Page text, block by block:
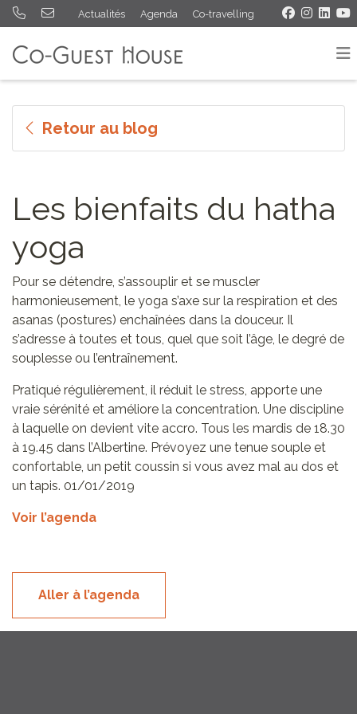
Actualités Agenda Co-travelling
Retour au blog
Les bienfaits du hatha
yoga
Pour se détendre, s’assouplir et se muscler
harmonieusement, le yoga s’axe sur la respiration et des
asanas (postures) enchaînées dans la douceur. Il
s’adresse à toutes et tous, quel que soit l’âge, le degré de
souplesse ou l’entraînement.
Pratiqué régulièrement, il réduit le stress, apporte une
vraie sérénité et améliore la concentration. Une discipline
à laquelle on devient vite accro. Tous les mardis de 18.30
à 19.45 dans l’Albertine. Prévoyez une tenue souple et
confortable, un petit coussin si vous avez mal au dos et
un tapis. 01/01/2019
Voir l’agenda
Aller à l’agenda